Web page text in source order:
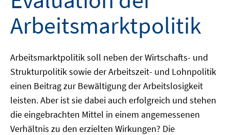
Arbeitsmarktpolitik
Arbeitsmarktpolitik soll neben der Wirtschafts- und
Strukturpolitik sowie der Arbeitszeit- und Lohnpolitik
einen Beitrag zur Bewältigung der Arbeitslosigkeit
leisten. Aber ist sie dabei auch erfolgreich und stehen
die eingebrachten Mittel in einem angemessenen
Verhältnis zu den erzielten Wirkungen? Die